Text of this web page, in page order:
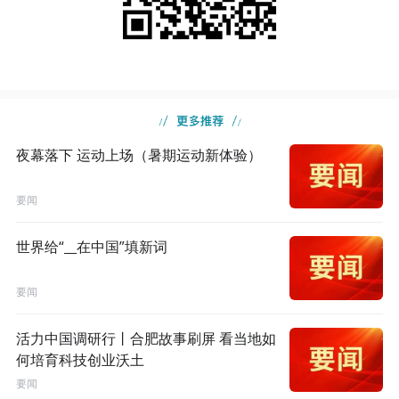
夜幕落下 运动上场（暑期运动新体验）
要闻
世界给“__在中国”填新词
要闻
活力中国调研行丨合肥故事刷屏 看当地如
何培育科技创业沃土
要闻